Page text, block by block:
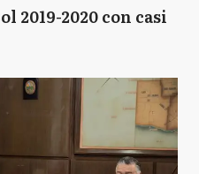
2019-2020 con casi